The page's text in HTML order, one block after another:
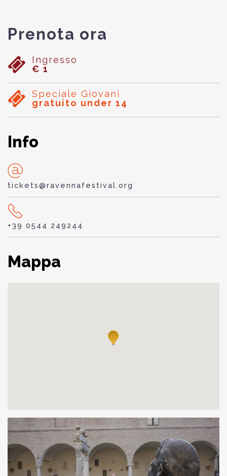
Prenota ora
Ingresso
€ 1
Speciale Giovani
gratuito under 14
Info
tickets@ravennafestival.org
+39 0544 249244
Mappa